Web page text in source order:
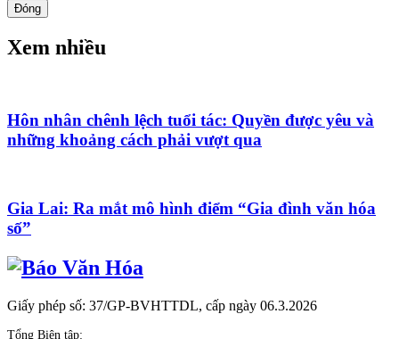
Đóng
Xem nhiều
Hôn nhân chênh lệch tuổi tác: Quyền được yêu và
những khoảng cách phải vượt qua
Gia Lai: Ra mắt mô hình điểm “Gia đình văn hóa
số”
Giấy phép số: 37/GP-BVHTTDL, cấp ngày 06.3.2026
Tổng Biên tập: